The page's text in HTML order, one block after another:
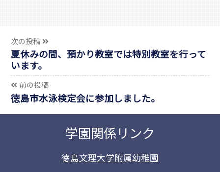
次の投稿
夏休みの間、預かり教室では特別教室を行って
います。
前の投稿
徳島市水泳検定会に参加しました。
学園関係リンク
徳島文理大学附属幼稚園